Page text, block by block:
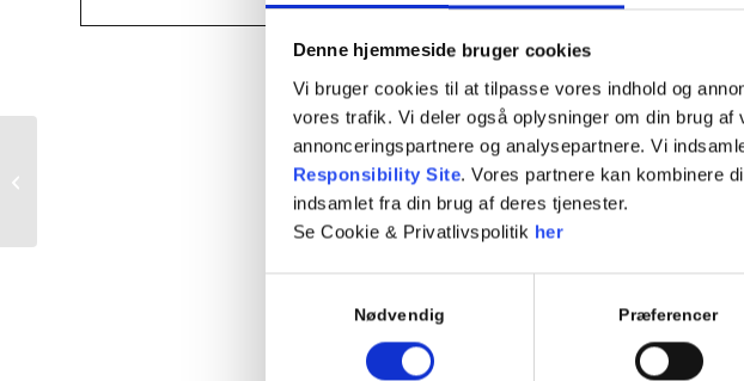
Denne hjemmeside bruger cookies
Vi bruger cookies til at tilpasse vores indhold og
vores trafik. Vi deler også oplysninger om din brug
annonceringspartnere og analysepartnere. Vi
Responsibility Site. Vores partnere kan kombinere
indsamlet fra din brug af deres tjenester.
Se Cookie & Privatlivspolitik her
Nødvendig Præferencer
Hvordan
10.1
10.2
10.3